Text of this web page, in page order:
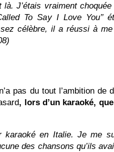
J’étais vraiment
To Say I Love You’’
célèbre, il a réussi à
pas du tout l’ambition de
, lors d’un karaoké,
karaoké en Italie. Je me
des chansons qu’ils